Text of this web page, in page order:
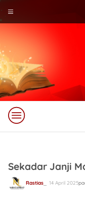
Sekadar Janji
Rastias 14 April 2025